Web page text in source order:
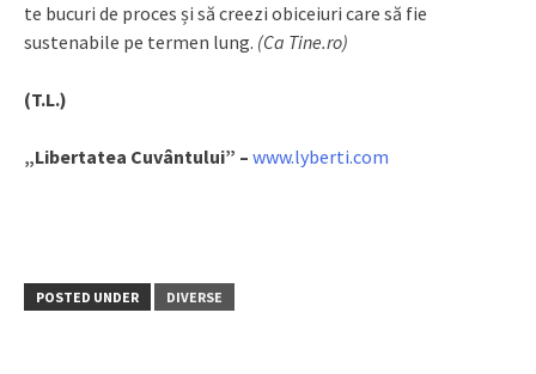
te bucuri de proces și să creezi obiceiuri care să fie
sustenabile pe termen lung. (Ca Tine.ro)
(T.L.)
„Libertatea Cuvântului” – www.lyberti.com
POSTED UNDER DIVERSE